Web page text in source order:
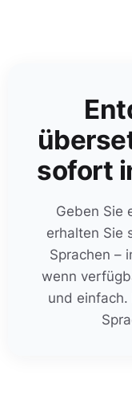
sofort
Geben Sie
erhalten Sie
Sprachen –
wenn
und einfach.